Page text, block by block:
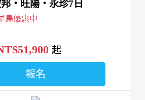
邦‧旺陽‧永珍7日
鳥優惠中
起
報名